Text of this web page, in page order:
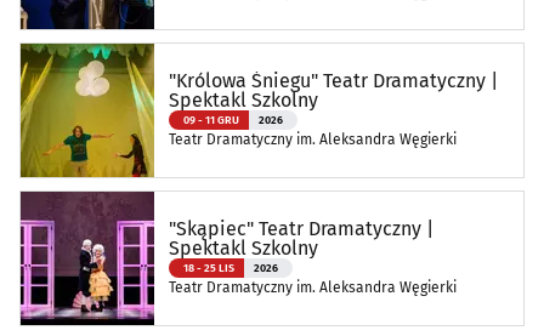
"Królowa Śniegu" Teatr Dramatyczny |
Spektakl Szkolny
09 - 11 GRU 2026
Teatr Dramatyczny im. Aleksandra Węgierki
"Skąpiec" Teatr Dramatyczny |
Spektakl Szkolny
18 - 25 LIS 2026
Teatr Dramatyczny im. Aleksandra Węgierki